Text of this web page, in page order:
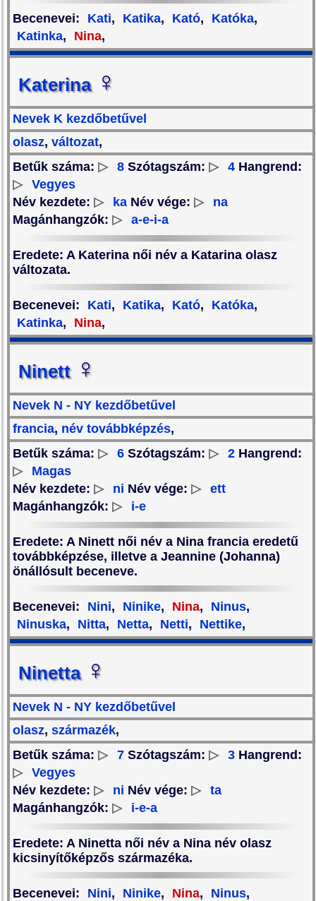
Becenevei: Kati, Katika, Kató, Katóka,
Katinka, Nina,
Katerina ♀
Nevek K kezdőbetűvel
olasz, változat,
Betűk száma: ▷ 8 Szótagszám: ▷ 4 Hangrend:
▷
Vegyes
Név kezdete: ▷ ka Név vége: ▷
na
Magánhangzók: ▷ a-e-i-a
Eredete: A Katerina női név a Katarina olasz
változata.
Becenevei: Kati, Katika, Kató, Katóka,
Katinka, Nina,
Ninett ♀
Nevek N - NY kezdőbetűvel
francia, név továbbképzés,
Betűk száma: ▷ 6 Szótagszám: ▷ 2 Hangrend:
▷
Magas
Név kezdete: ▷ ni Név vége: ▷
ett
Magánhangzók: ▷ i-e
Eredete: A Ninett női név a Nina francia eredetű
továbbképzése, illetve a Jeannine (Johanna)
önállósult beceneve.
Becenevei: Nini, Ninike, Nina, Ninus,
Ninuska, Nitta, Netta, Netti, Nettike,
Ninetta ♀
Nevek N - NY kezdőbetűvel
olasz, származék,
Betűk száma: ▷ 7 Szótagszám: ▷ 3 Hangrend:
▷
Vegyes
Név kezdete: ▷ ni Név vége: ▷
ta
Magánhangzók: ▷ i-e-a
Eredete: A Ninetta női név a Nina név olasz
kicsinyítőképzős származéka.
Becenevei: Nini, Ninike, Nina, Ninus,